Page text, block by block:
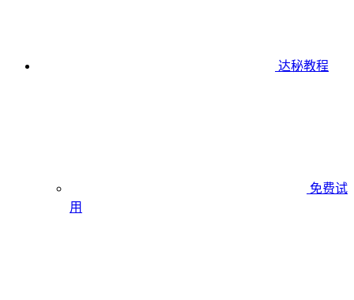
达秘教程
免费试
用